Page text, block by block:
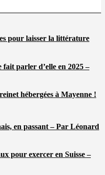
pour laisser la littérature
parler d’elle en 2025 –
hébergées à Mayenne !
en passant – Par Léonard
pour exercer en Suisse –